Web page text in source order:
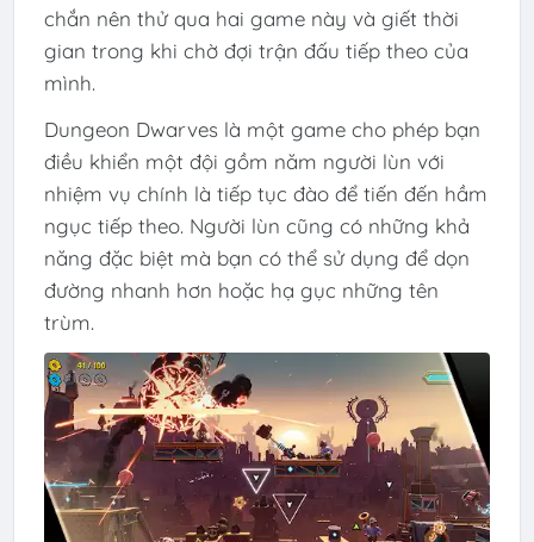
chắn nên thử qua hai game này và giết thời
gian trong khi chờ đợi trận đấu tiếp theo của
mình.
Dungeon Dwarves là một game cho phép bạn
điều khiển một đội gồm năm người lùn với
nhiệm vụ chính là tiếp tục đào để tiến đến hầm
ngục tiếp theo. Người lùn cũng có những khả
năng đặc biệt mà bạn có thể sử dụng để dọn
đường nhanh hơn hoặc hạ gục những tên
trùm.